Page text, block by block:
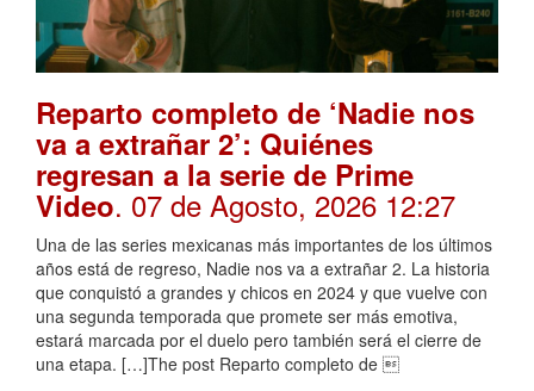
Reparto completo de ‘Nadie nos
va a extrañar 2’: Quiénes
regresan a la serie de Prime
Video. 07 de Agosto, 2026 12:27
Una de las series mexicanas más importantes de los últimos
años está de regreso, Nadie nos va a extrañar 2. La historia
que conquistó a grandes y chicos en 2024 y que vuelve con
una segunda temporada que promete ser más emotiva,
estará marcada por el duelo pero también será el cierre de
una etapa. […]The post Reparto completo de 